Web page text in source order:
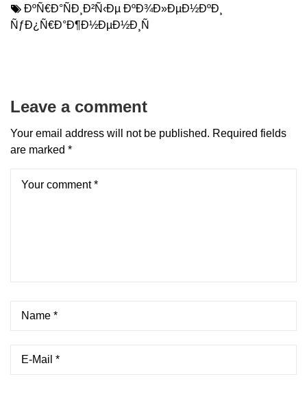
ÐºÑ€Ð°ÑÐ¸Ð²Ñ‹Ðµ ÐºÐ¾Ð»ÐµÐ½ÐºÐ¸
ÑƒÐ¿Ñ€Ð°Ð¶Ð½ÐµÐ½Ð¸Ñ
Leave a comment
Your email address will not be published. Required fields
are marked *